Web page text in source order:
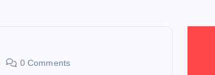
0 Comments